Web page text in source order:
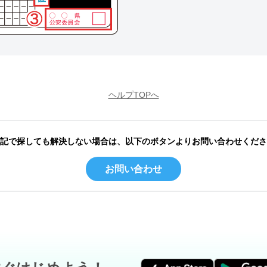
ヘルプTOPへ
で探しても解決しない場合は、以下のボタンよりお問い合わせくだ
お問い合わせ